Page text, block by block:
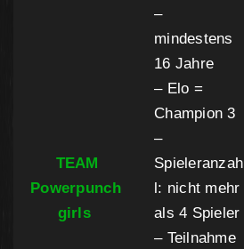
TEAM
Powerpunch
girls
–
mindestens
16 Jahre
– Elo =
Champion 3
–
Spieleranzah
l: nicht mehr
als 4 Spieler
– Teilnahme